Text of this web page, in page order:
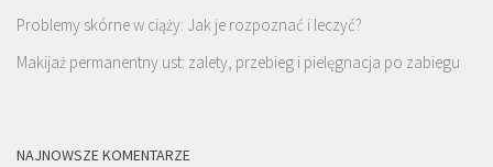
Problemy skórne w ciąży: Jak je rozpoznać i leczyć?
Makijaż permanentny ust: zalety, przebieg i pielęgnacja po zabiegu
NAJNOWSZE KOMENTARZE